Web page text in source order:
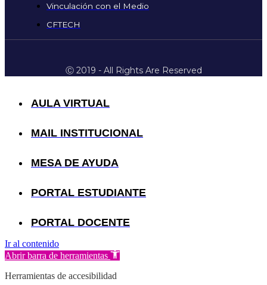
Vinculación con el Medio
CFTECH
Ⓒ 2019 - All Rights Are Reserved
AULA VIRTUAL
MAIL INSTITUCIONAL
MESA DE AYUDA
PORTAL ESTUDIANTE
PORTAL DOCENTE
Ir al contenido
Abrir barra de herramientas
Herramientas de accesibilidad